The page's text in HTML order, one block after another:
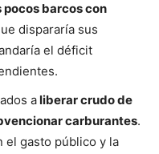
pocos barcos con
dispararía sus
el déficit
aliberar crudo de
carburantes.
el gasto público y la